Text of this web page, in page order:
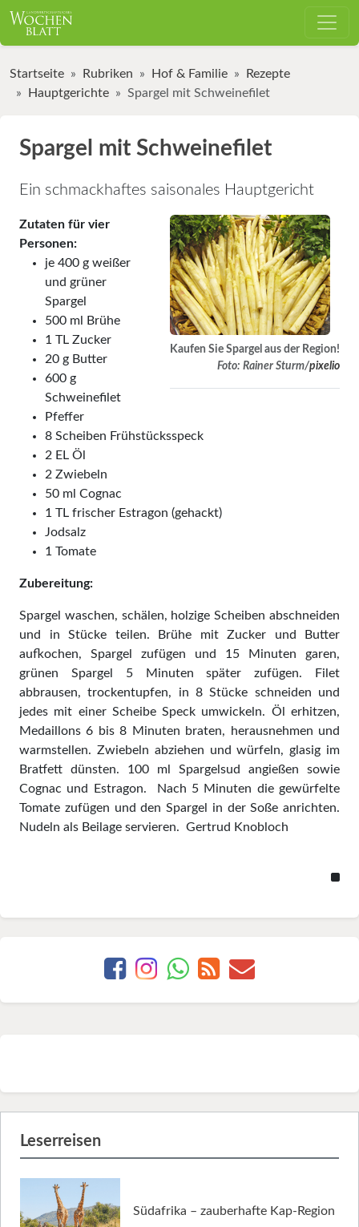
Startseite Rubriken Hof & Familie
Rezepte
Hauptgerichte
Spargel mit Schweinefilet
Spargel mit Schweinefilet
Ein schmackhaftes saisonales Hauptgericht
Kaufen Sie Spargel aus der Region!
Foto: Rainer Sturm/pixelio
Zutaten für vier
Personen:
je 400 g weißer
und grüner
Spargel
500 ml Brühe
1 TL Zucker
20 g Butter
600 g
Schweinefilet
Pfeffer
8 Scheiben Frühstücksspeck
2 EL Öl
2 Zwiebeln
50 ml Cognac
1 TL frischer Estragon (gehackt)
Jodsalz
1 Tomate
Zubereitung:
Spargel waschen, schälen, holzige Scheiben abschneiden
und in Stücke teilen. Brühe mit Zucker und Butter
aufkochen, Spargel zufügen und 15 Minuten garen,
grünen Spargel 5 Minuten später zufügen. Filet
abbrausen, trockentupfen, in 8 Stücke schneiden und
jedes mit einer Scheibe Speck umwickeln. Öl erhitzen,
Medaillons 6 bis 8 Minuten braten, herausnehmen und
warmstellen. Zwiebeln abziehen und würfeln, glasig im
Bratfett dünsten. 100 ml Spargelsud angießen sowie
Cognac und Estragon. Nach 5 Minuten die gewürfelte
Tomate zufügen und den Spargel in der Soße anrichten.
Nudeln als Beilage servieren. Gertrud Knobloch
Leserreisen
Südafrika – zauberhafte Kap-Region